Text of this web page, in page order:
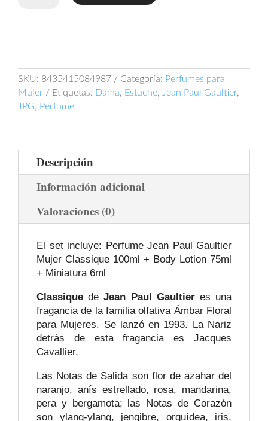
SKU: 8435415084987 Categoría: Perfumes para
Mujer
Etiquetas: Dama, Estuche, Jean Paul Gaultier,
JPG, Perfume
Descripción
Información adicional
Valoraciones (0)
El set incluye: Perfume Jean Paul Gaultier
Mujer Classique 100ml + Body Lotion 75ml
+ Miniatura 6ml
Classique deJean Paul Gaultieres una
fragancia de la familia olfativa Ámbar Floral
para Mujeres. Se lanzó en 1993. La Nariz
detrás de esta fragancia es Jacques
Cavallier.
Las Notas de Salida son flor de azahar del
naranjo, anís estrellado, rosa, mandarina,
pera y bergamota; las Notas de Corazón
son ylang-ylang, jengibre, orquídea, iris,